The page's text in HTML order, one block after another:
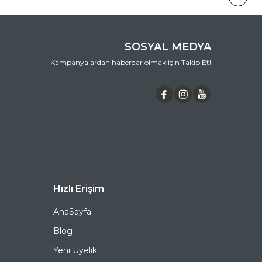
SOSYAL MEDYA
Kampanyalardan haberdar olmak için Takip Et!
Hızlı Erişim
AnaSayfa
Blog
Yeni Üyelik